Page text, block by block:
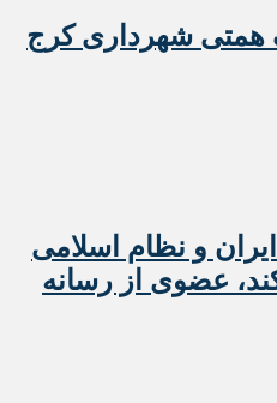
همتی شهرداری کرج
و نظام اسلامی
عضوی از رسانه